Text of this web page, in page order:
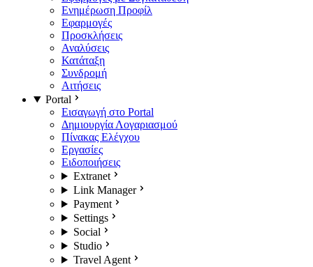
Ενημέρωση Προφίλ
Εφαρμογές
Προσκλήσεις
Αναλύσεις
Κατάταξη
Συνδρομή
Αιτήσεις
Portal
Εισαγωγή στο Portal
Δημιουργία Λογαριασμού
Πίνακας Ελέγχου
Εργασίες
Ειδοποιήσεις
Extranet
Link Manager
Payment
Settings
Social
Studio
Travel Agent